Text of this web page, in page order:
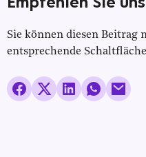
Sie können diesen Beitrag
entsprechende